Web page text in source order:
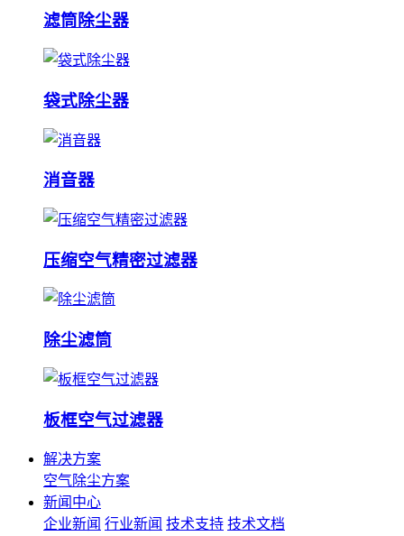
滤筒除尘器
袋式除尘器
消音器
压缩空气精密过滤器
除尘滤筒
板框空气过滤器
解决方案
空气除尘方案
新闻中心
企业新闻 行业新闻 技术支持 技术文档